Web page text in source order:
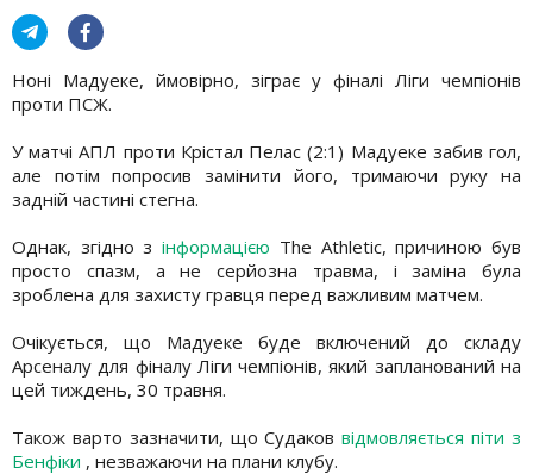
Ноні Мадуеке, ймовірно, зіграє у фіналі Ліги чемпіонів
проти ПСЖ.
У матчі АПЛ проти Крістал Пелас (2:1) Мадуеке забив гол,
але потім попросив замінити його, тримаючи руку на
задній частині стегна.
Однак, згідно зінформацією The Athletic, причиною був
просто спазм, а не серйозна травма, і заміна була
зроблена для захисту гравця перед важливим матчем.
Очікується, що Мадуеке буде включений до складу
Арсеналу для фіналу Ліги чемпіонів, який запланований на
цей тиждень, 30 травня.
Також варто зазначити, що Судаковвідмовляється піти з
Бенфіки , незважаючи на плани клубу.